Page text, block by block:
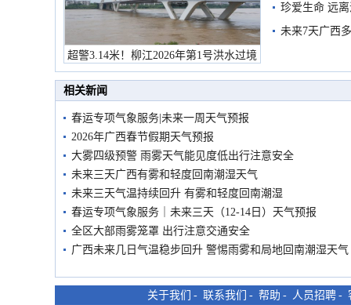
超警3.14米！柳江2026年第1号洪水过境
市民在堤岸见证汛况
珍爱生命 远
未来7天广西
相关新闻
春运专项气象服务|未来一周天气预报
2026年广西春节假期天气预报
大雾四级预警 雨雾天气能见度低出行注意安全
未来三天广西有雾和轻度回南潮湿天气
未来三天气温持续回升 有雾和轻度回南潮湿
春运专项气象服务｜未来三天（12-14日）天气预报
全区大部雨雾笼罩 出行注意交通安全
广西未来几日气温稳步回升 警惕雨雾和局地回南潮湿天气
关于我们 - 联系我们 - 帮助 - 人员招聘 -